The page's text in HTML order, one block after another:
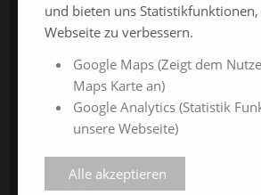
ChamlandSchau24
ChamlandVital24
ChamlandBau24
ChamlandCareer24
ÜBER UNS
und bieten uns
Webseite zu verbessern.
Google Maps (Zeigt dem
Maps Karte an)
Google Analytics (Statistik
unsere Webseite)
Alle akzeptieren